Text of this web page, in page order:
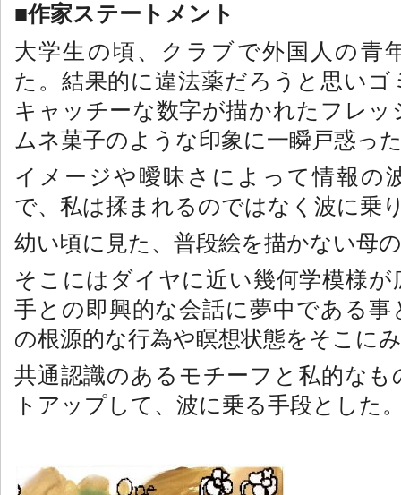
■作家ステートメント
大学生の頃、クラブで外国人の青
た。結果的に違法薬だろうと思い
キャッチーな数字が描かれたフレ
ムネ菓子のような印象に一瞬戸惑っ
イメージや曖昧さによって情報の
で、私は揉まれるのではなく波に乗
幼い頃に見た、普段絵を描かない母
そこにはダイヤに近い幾何学模様
手との即興的な会話に夢中である
の根源的な行為や瞑想状態をそこに
共通認識のあるモチーフと私的な
トアップして、波に乗る手段とした